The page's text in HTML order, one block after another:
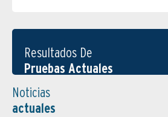
Resultados De
Pruebas Actuales
Noticias
actuales